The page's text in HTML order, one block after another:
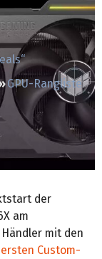
GPU-Rangliste
der
am
mit den
Custom-